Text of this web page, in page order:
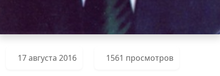
17 августа 2016 1561 просмотров